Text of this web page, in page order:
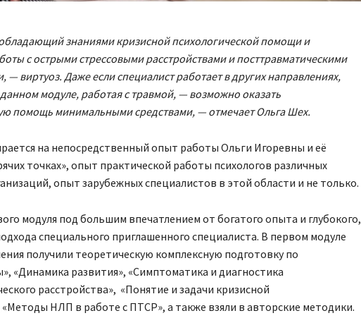
знаниями кризисной психологической помощи и
с острыми стрессовыми расстройствами и посттравматическими
— виртуоз. Даже если специалист работает в других направлениях,
модуле, работая с травмой, — возможно оказать
помощь минимальными средствами, — отмечает Ольга Шех.
на непосредственный опыт работы Ольги Игоревны и её
точках», опыт практической работы психологов различных
опыт зарубежных специалистов в этой области и не только.
модуля под большим впечатлением от богатого опыта и глубокого,
специального приглашенного специалиста. В первом модуле
получили теоретическую комплексную подготовку по
«Динамика развития», «Симптоматика и диагностика
расстройства», «Понятие и задачи кризисной
НЛП в работе с ПТСР», а также взяли в авторские методики.